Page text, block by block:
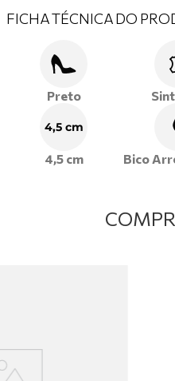
FICHA TÉCNICA DO
Preto
4,5 cm
4,5 cm Bico